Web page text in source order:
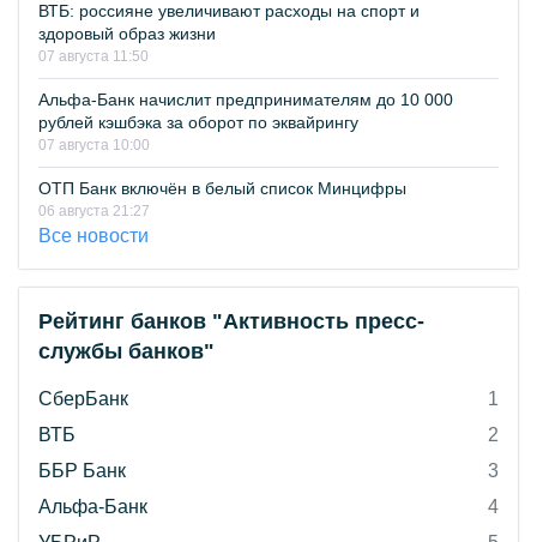
ВТБ: россияне увеличивают расходы на спорт и
здоровый образ жизни
07 августа 11:50
Альфа-Банк начислит предпринимателям до 10 000
рублей кэшбэка за оборот по эквайрингу
07 августа 10:00
ОТП Банк включён в белый список Минцифры
06 августа 21:27
Все новости
Рейтинг банков "Активность пресс-
службы банков"
СберБанк
1
ВТБ
2
ББР Банк
3
Альфа-Банк
4